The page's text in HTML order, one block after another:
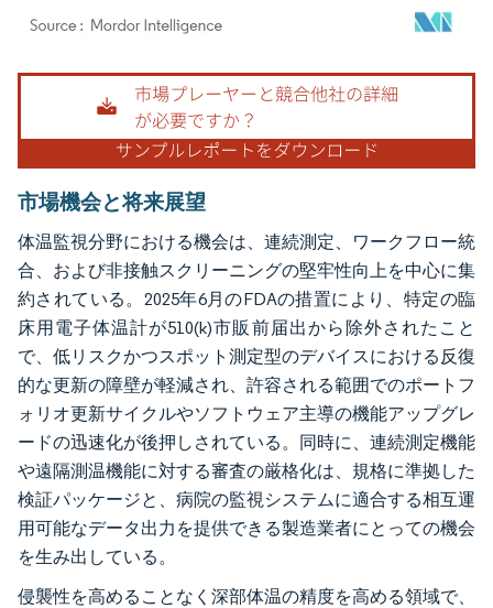
画像 © Mordor Intelligence。再利用にはCC BY 4.0の表示が必要です。
市場機会と将来展望
体温監視分野における機会は、連続測定、ワークフロー統
合、および非接触スクリーニングの堅牢性向上を中心に集
約されている。2025年6月のFDAの措置により、特定の臨
床用電子体温計が510(k)市販前届出から除外されたこと
で、低リスクかつスポット測定型のデバイスにおける反復
的な更新の障壁が軽減され、許容される範囲でのポートフ
ォリオ更新サイクルやソフトウェア主導の機能アップグレ
ードの迅速化が後押しされている。同時に、連続測定機能
や遠隔測温機能に対する審査の厳格化は、規格に準拠した
検証パッケージと、病院の監視システムに適合する相互運
用可能なデータ出力を提供できる製造業者にとっての機会
を生み出している。
侵襲性を高めることなく深部体温の精度を高める領域で、